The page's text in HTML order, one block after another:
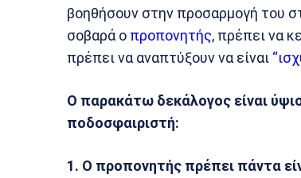
βοηθήσουν στην προσαρμογή του
σοβαρά ο προπονητής, πρέπει να
πρέπει να αναπτύξουν να είναι
Ο παρακάτω δεκάλογος είναι
ποδοσφαιριστή:
1. Ο προπονητής πρέπει πάντα